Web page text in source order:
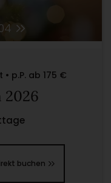
• p.P. ab 175 €
2026
buchen